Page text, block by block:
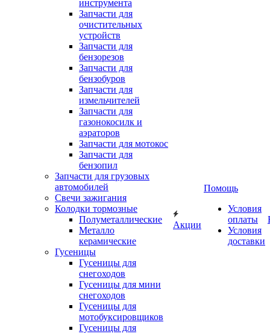
инструмента
Запчасти для
очистительных
устройств
Запчасти для
бензорезов
Запчасти для
бензобуров
Запчасти для
измельчителей
Запчасти для
газонокосилк и
аэраторов
Запчасти для мотокос
Запчасти для
бензопил
Запчасти для грузовых
автомобилей
Свечи зажигания
Колодки тормозные
Полуметаллические
Металло
керамические
Гусеницы
Гусеницы для
снегоходов
Гусеницы для мини
снегоходов
Гусеницы для
мотобуксировщиков
Гусеницы для
Акции
Помощь
Условия
оплаты
Условия
доставки